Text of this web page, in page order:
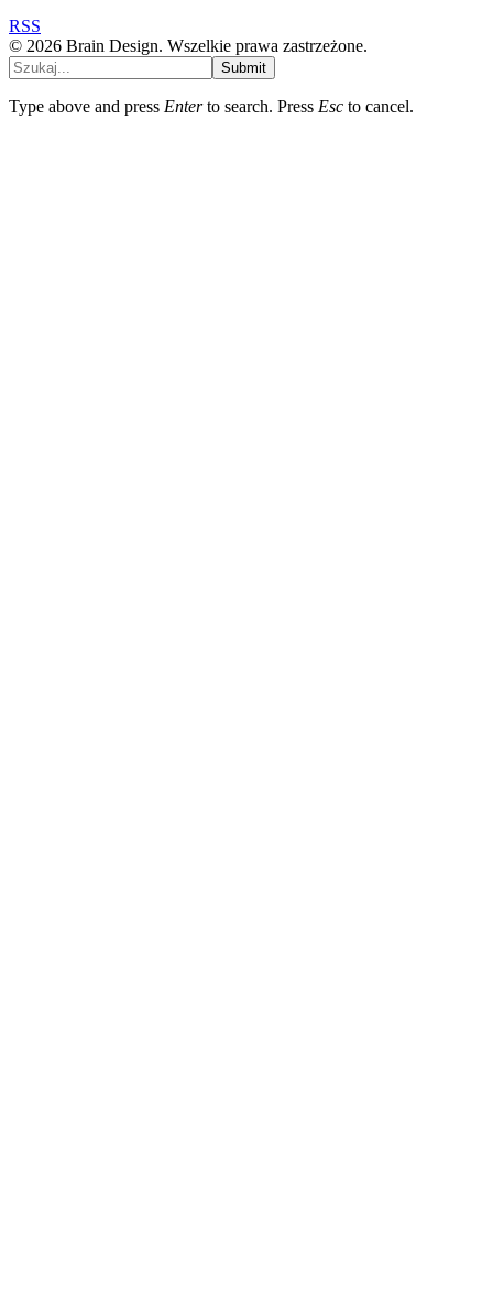
RSS
© 2026 Brain Design. Wszelkie prawa zastrzeżone.
Submit
Type above and press Enterto search. Press Esc to cancel.